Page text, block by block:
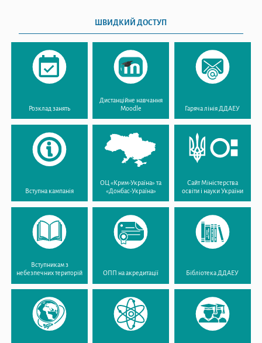
ШВИДКИЙ ДОСТУП
Розклад занять
Дистанційне навчання
Moodle
Гаряча лінія ДДАЕУ
Вступна кампанія
ОЦ «Крим-Україна» та
«Донбас-Україна»
Сайт Міністерства
освіти і науки України
Вступникам з
небезпечних територій
ОПП на акредитації Бібліотека ДДАЕУ